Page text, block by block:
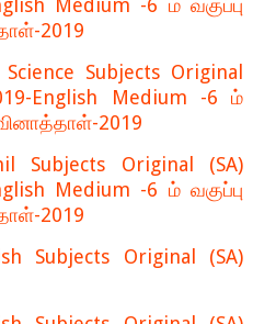
Medium -6 ம் வகுப்பு
2019
Subjects Original
English Medium -6 ம்
2019
Subjects Original (SA)
Medium -6 ம் வகுப்பு
2019
Subjects Original (SA)